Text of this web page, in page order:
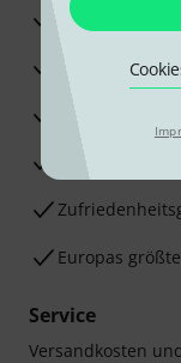
3 Jahre
30 Tage
Beratung
Europas
Service
Versandkosten